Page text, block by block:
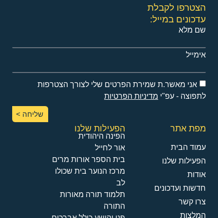
הצטרפו לקבלת
עדכונים במייל:
שם מלא
אימייל
אני מאשר.ת שמירת הפרטים שלי לצורך הצטרפות
לתפוצה - עפ"י מדיניות הפרטיות
שליחה >
מפת אתר
עמוד הבית
הפעילות שלנו
אודות
חדשות ועדכונים
צרו קשר
המלצות
הפעילות שלנו
הפינה היהודית
אור לחייל
בית הספר אורות מרים
מרכז הנוער בית שכולו
לב
תלמוד תורה מאורות
התורה